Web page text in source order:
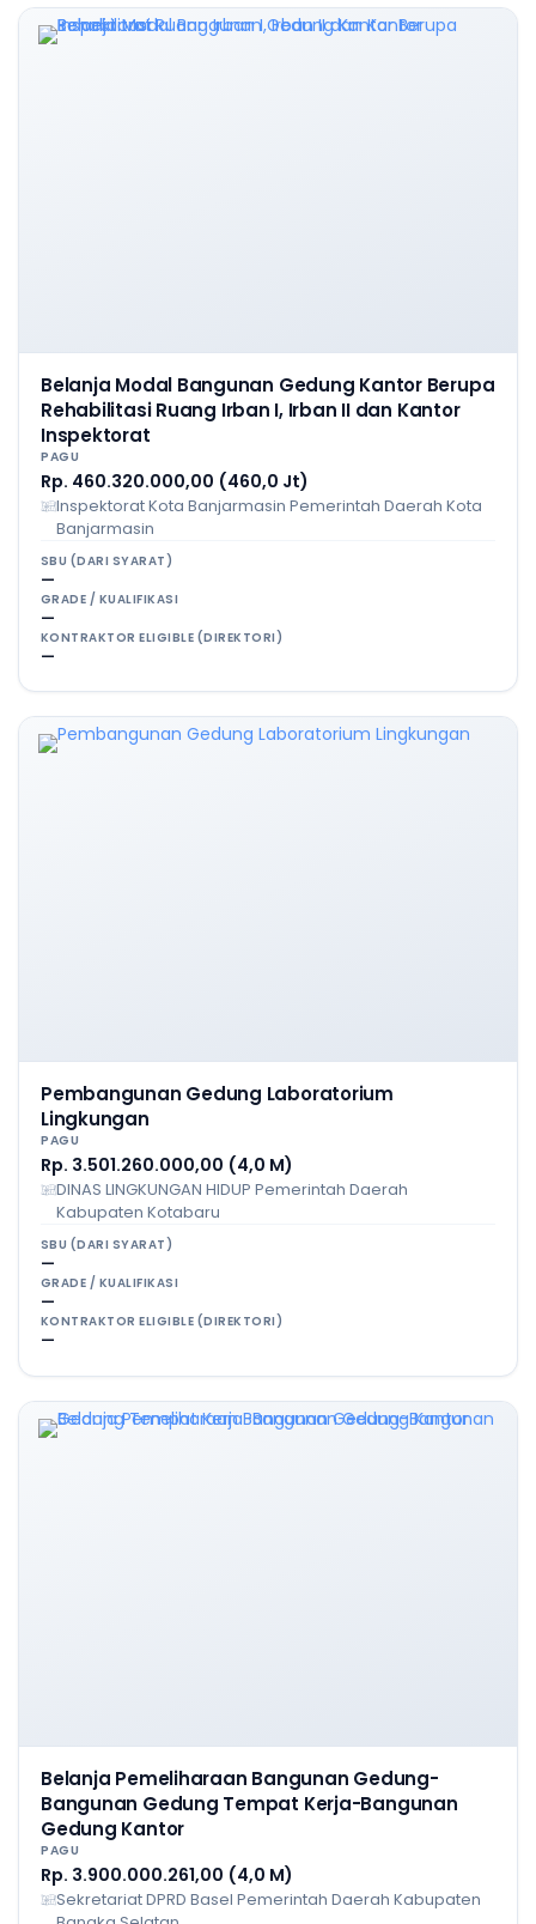
Belanja Modal Bangunan Gedung Kantor Berupa
Rehabilitasi Ruang Irban I, Irban II dan Kantor
Inspektorat
PAGU
Rp. 460.320.000,00 (460,0 Jt)
Inspektorat Kota Banjarmasin Pemerintah Daerah Kota
Banjarmasin
SBU (DARI SYARAT)
—
GRADE / KUALIFIKASI
—
KONTRAKTOR ELIGIBLE (DIREKTORI)
—
Pembangunan Gedung Laboratorium
Lingkungan
PAGU
Rp. 3.501.260.000,00 (4,0 M)
DINAS LINGKUNGAN HIDUP Pemerintah Daerah
Kabupaten Kotabaru
SBU (DARI SYARAT)
—
GRADE / KUALIFIKASI
—
KONTRAKTOR ELIGIBLE (DIREKTORI)
—
Belanja Pemeliharaan Bangunan Gedung-
Bangunan Gedung Tempat Kerja-Bangunan
Gedung Kantor
PAGU
Rp. 3.900.000.261,00 (4,0 M)
Sekretariat DPRD Basel Pemerintah Daerah Kabupaten